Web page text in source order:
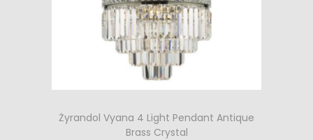
Żyrandol Vyana 4 Light Pendant Antique
Brass Crystal